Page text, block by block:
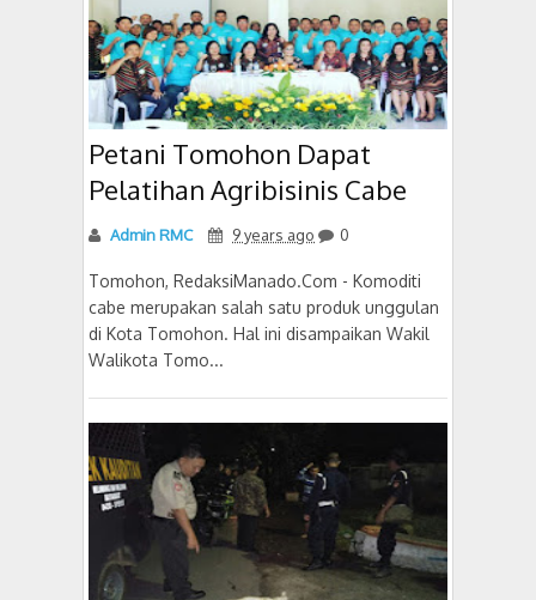
Petani Tomohon Dapat
Pelatihan Agribisinis Cabe
Admin RMC 9 years ago 0
Tomohon, RedaksiManado.Com - Komoditi
cabe merupakan salah satu produk unggulan
di Kota Tomohon. Hal ini disampaikan Wakil
Walikota Tomo...